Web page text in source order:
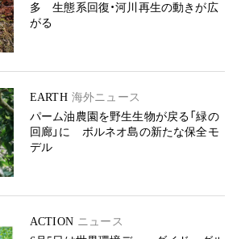
多 生態系回復・河川再生の動きが広
がる
EARTH 海外ニュース
パーム油農園を野生生物が戻る「緑の
回廊」に ボルネオ島の新たな保全モ
デル
ACTION ニュース